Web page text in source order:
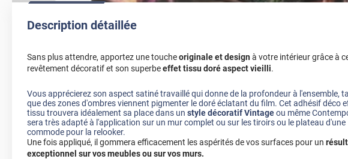
Description détaillée
Sans plus attendre, apportez une toucheoriginale et designà votre intérieur grâce à
revêtement décoratif et son superbeeffet tissu doré aspect vieilli.
Vous apprécierez son aspect satiné travaillé qui donne de la profondeur à l'ensemble,
que des zones d'ombres viennent pigmenter le doré éclatant du film. Cet adhésif déco
tissu trouvera idéalement sa place dans un style décoratif Vintageou même
sera très adapté à l'application sur un mur complet ou sur les tiroirs ou le plateau d'une
commode pour la relooker.
Une fois appliqué, il gommera efficacement les aspérités de vos surfaces pour un
exceptionnel sur vos meubles ou sur vos murs.